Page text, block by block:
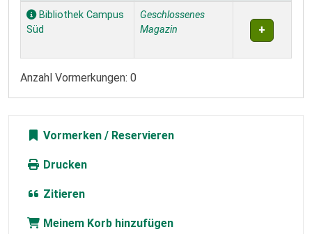
Exemplare
Bibliothek Campus
Süd
Geschlossenes
Magazin
Anzahl Vormerkungen: 0
Vormerken
Drucken
Zitieren
Meinem Korb hinzufügen